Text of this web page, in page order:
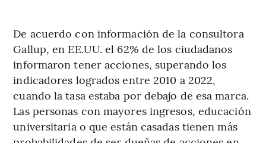
De acuerdo con información de la consultora
Gallup, en EE.UU. el 62% de los ciudadanos
informaron tener acciones, superando los
indicadores logrados entre 2010 a 2022,
cuando la tasa estaba por debajo de esa marca.
Las personas con mayores ingresos, educación
universitaria o que están casadas tienen más